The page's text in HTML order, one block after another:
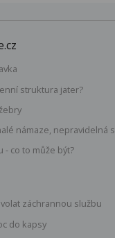
struktura jater?
námaze, nepravidelná
- co to může být?
záchrannou službu
do kapsy